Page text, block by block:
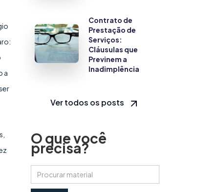
a
Contrato de
Prestação de
Serviços:
Cláusulas que
Previnem a
Inadimplência
Ver todos os posts
O que você
precisa?